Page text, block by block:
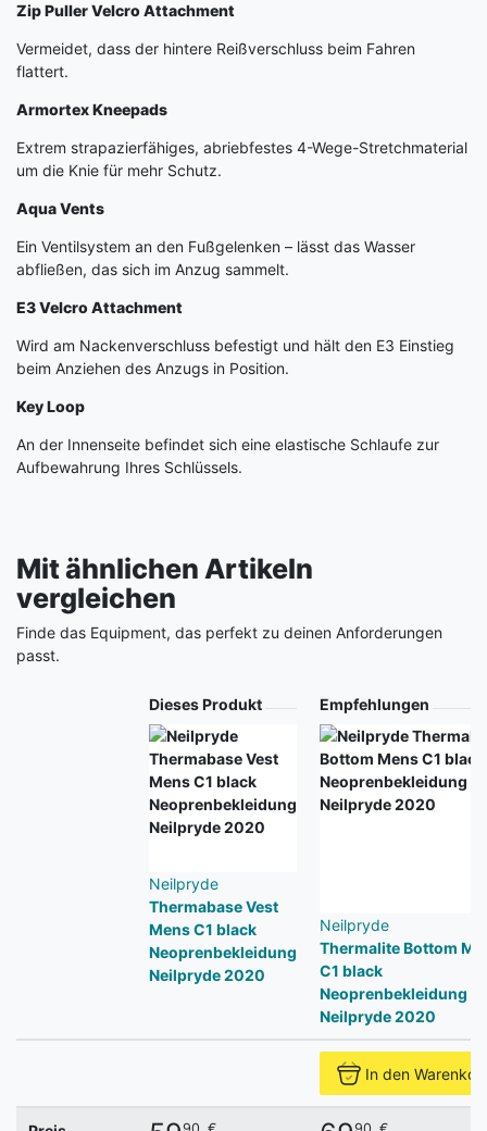
Zip Puller Velcro Attachment
Vermeidet, dass der hintere Reißverschluss beim Fahren
flattert.
Armortex Kneepads
Extrem strapazierfähiges, abriebfestes 4-Wege-Stretchmaterial
um die Knie für mehr Schutz.
Aqua Vents
Ein Ventilsystem an den Fußgelenken – lässt das Wasser
abfließen, das sich im Anzug sammelt.
E3 Velcro Attachment
Wird am Nackenverschluss befestigt und hält den E3 Einstieg
beim Anziehen des Anzugs in Position.
Key Loop
An der Innenseite befindet sich eine elastische Schlaufe zur
Aufbewahrung Ihres Schlüssels.
Mit ähnlichen Artikeln
vergleichen
Finde das Equipment, das perfekt zu deinen Anforderungen
passt.
Dieses Produkt
Neilpryde
Thermabase Vest
Mens C1 black
Neoprenbekleidung
Neilpryde 2020
Empfehlungen
Neilpryde
Thermalite Bottom
C1 black
Neoprenbekleidung
Neilpryde 2020
In den